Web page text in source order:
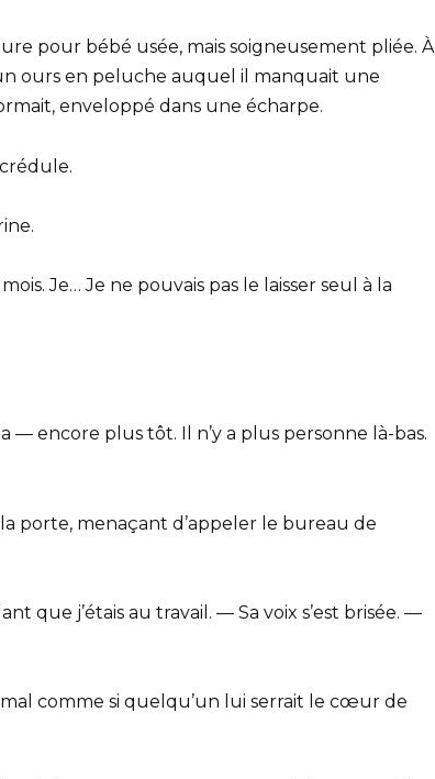
pour bébé usée, mais soigneusement pliée. À
ours en peluche auquel il manquait une
enveloppé dans une écharpe.
Je… Je ne pouvais pas le laisser seul à la
— encore plus tôt. Il n’y a plus personne là-bas.
porte, menaçant d’appeler le bureau de
que j’étais au travail. — Sa voix s’est brisée. —
comme si quelqu’un lui serrait le cœur de